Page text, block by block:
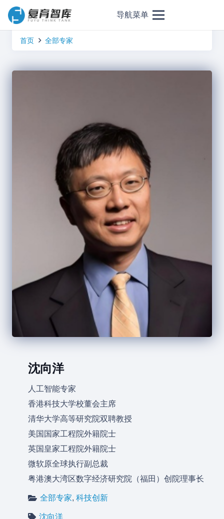
导航菜单
首页 全部专家
沈向洋
人工智能专家
香港科技大学校董会主席
清华大学高等研究院双聘教授
美国国家工程院外籍院士
英国皇家工程院外籍院士
微软原全球执行副总裁
粤港澳大湾区数字经济研究院（福田）创院理事长
全部专家,科技创新
沈向洋